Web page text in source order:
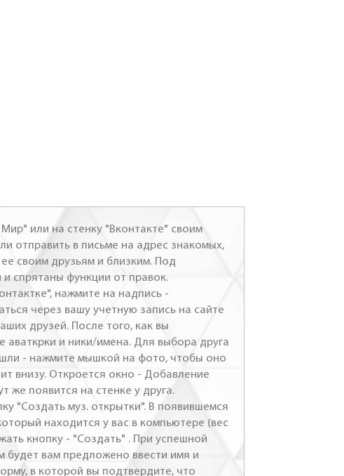
или на стенку "Вконтакте" своим
отправить в письме на адрес знакомых,
своим друзьям и близким. Под
спрятаны функции от правок.
нажмите на надпись -
через вашу учетную запись на сайте
друзей. После того, как вы
аваткрки и ники/имена. Для выбора друга
- нажмите мышкой на фото, чтобы оно
внизу. Откроется окно - Добавление
же появится на стенке у друга.
"Создать муз. открытки". В появившемся
находится у вас в компьютере (вес
кнопку - "Создать" . При успешной
будет вам предложено ввести имя и
в которой вы подтвердите, что